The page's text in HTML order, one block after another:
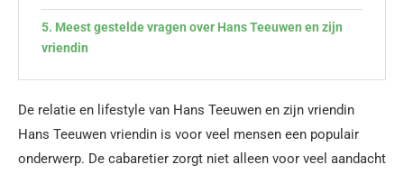
Meest gestelde vragen over Hans Teeuwen en zijn
vriendin
De relatie en lifestyle van Hans Teeuwen en zijn vriendin
Hans Teeuwen vriendin is voor veel mensen een populair
onderwerp. De cabaretier zorgt niet alleen voor veel aandacht